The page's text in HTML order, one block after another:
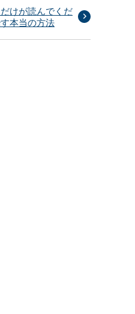
けが読んでくだ
本当の方法